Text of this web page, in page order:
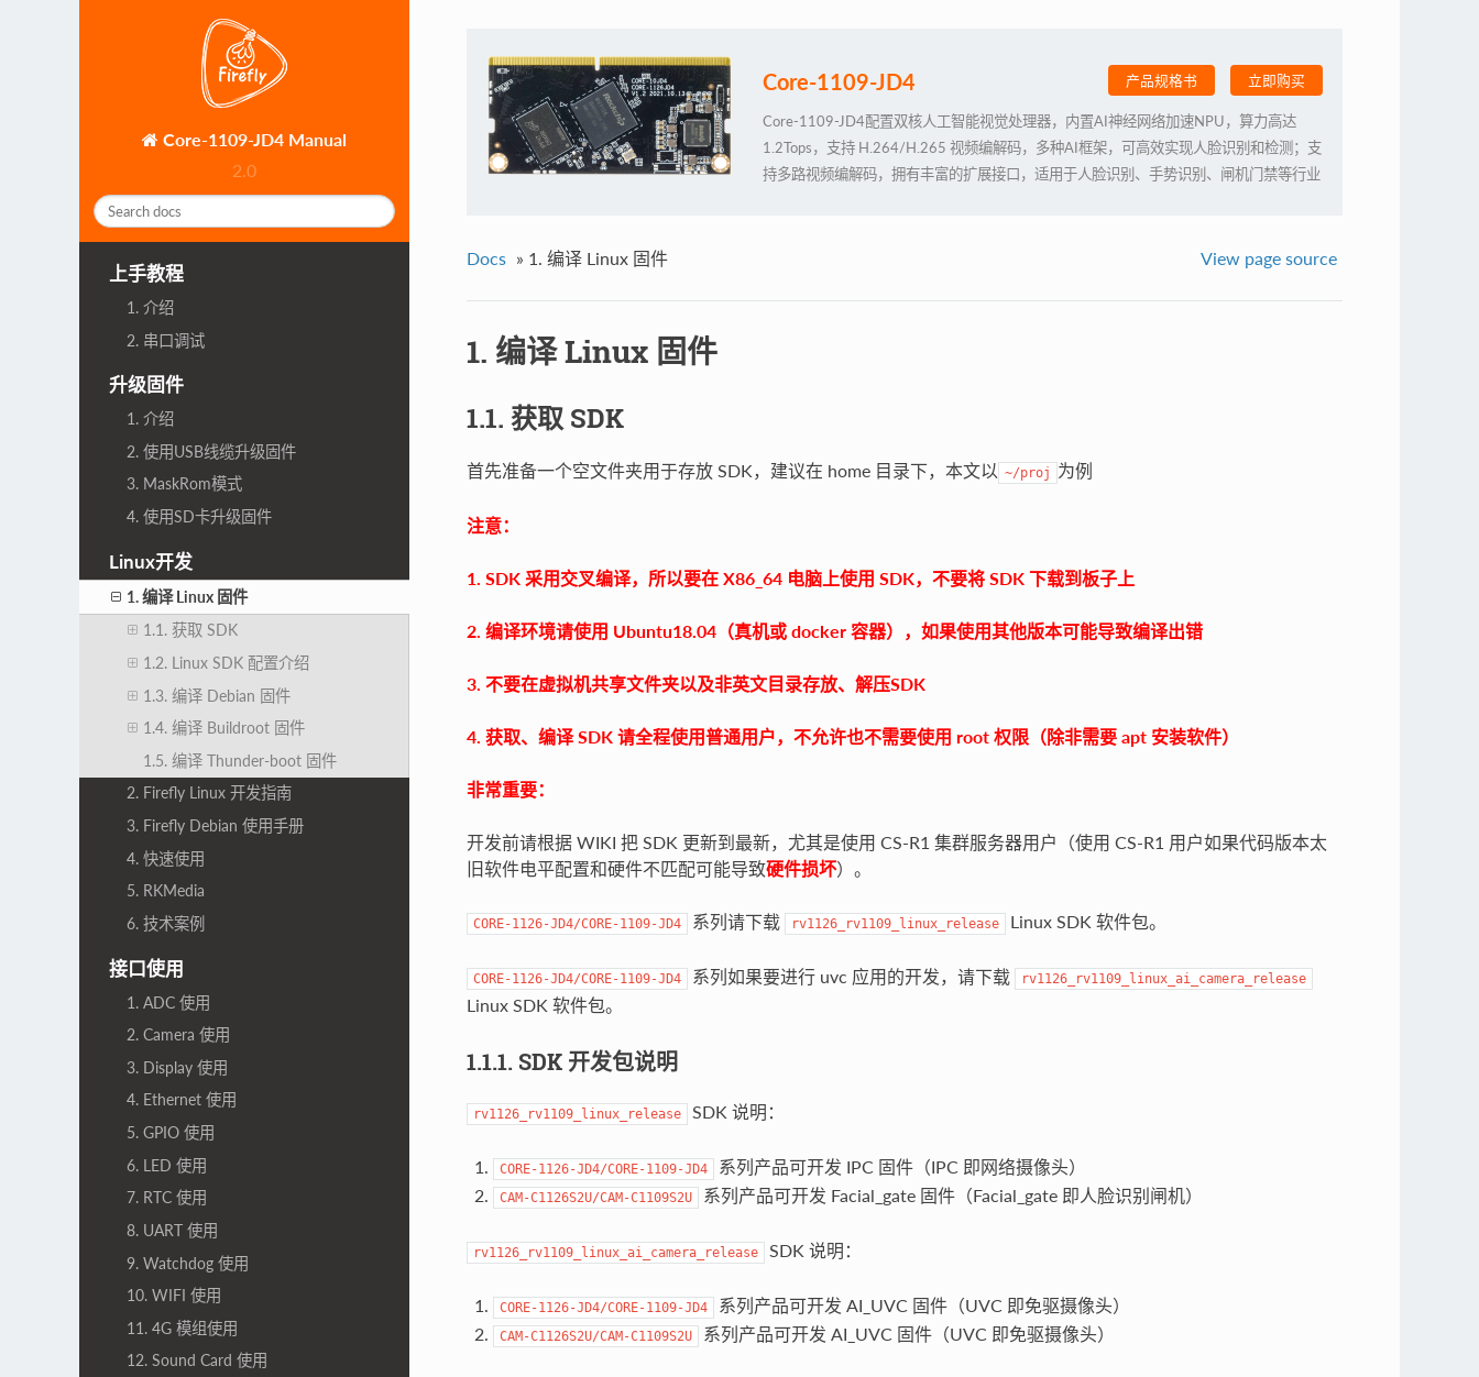
Core-1109-JD4 Manual
2.0
上手教程
1. 介绍
2. 串口调试
升级固件
1. 介绍
2. 使用USB线缆升级固件
3. MaskRom模式
4. 使用SD卡升级固件
Linux开发
1. 编译 Linux 固件
1.1. 获取 SDK
1.2. Linux SDK 配置介绍
1.3. 编译 Debian 固件
1.4. 编译 Buildroot 固件
1.5. 编译 Thunder-boot 固件
2. Firefly Linux 开发指南
3. Firefly Debian 使用手册
4. 快速使用
5. RKMedia
6. 技术案例
接口使用
1. ADC 使用
2. Camera 使用
3. Display 使用
4. Ethernet 使用
5. GPIO 使用
6. LED 使用
7. RTC 使用
8. UART 使用
9. Watchdog 使用
10. WIFI 使用
11. 4G 模组使用
12. Sound Card 使用
Core-1109-JD4 产品规格书 立即购买
Core-1109-JD4配置双核人工智能视觉处理器，内置AI神经网络加速NPU，算力高达
1.2Tops，支持 H.264/H.265 视频编解码，多种AI框架，可高效实现人脸识别和检测；支
持多路视频编解码，拥有丰富的扩展接口，适用于人脸识别、手势识别、闸机门禁等行业
Docs » 1. 编译 Linux 固件 View page source
1. 编译 Linux 固件
1.1. 获取 SDK
首先准备一个空文件夹用于存放 SDK，建议在 home 目录下，本文以 ~/proj 为例
注意：
1. SDK 采用交叉编译，所以要在 X86_64 电脑上使用 SDK，不要将 SDK 下载到板子上
2. 编译环境请使用 Ubuntu18.04（真机或 docker 容器），如果使用其他版本可能导致编译出错
3. 不要在虚拟机共享文件夹以及非英文目录存放、解压SDK
4. 获取、编译 SDK 请全程使用普通用户，不允许也不需要使用 root 权限（除非需要 apt 安装软件）
非常重要：
开发前请根据 WIKI 把 SDK 更新到最新，尤其是使用 CS-R1 集群服务器用户（使用 CS-R1 用户如果代码版本太
旧软件电平配置和硬件不匹配可能导致硬件损坏）。
CORE-1126-JD4/CORE-1109-JD4 系列请下载 rv1126_rv1109_linux_release Linux SDK 软件包。
CORE-1126-JD4/CORE-1109-JD4 系列如果要进行 uvc 应用的开发，请下载 rv1126_rv1109_linux_ai_camera_release
Linux SDK 软件包。
1.1.1. SDK 开发包说明
rv1126_rv1109_linux_release SDK 说明：
CORE-1126-JD4/CORE-1109-JD4 系列产品可开发 IPC 固件（IPC 即网络摄像头）
CAM-C1126S2U/CAM-C1109S2U 系列产品可开发 Facial_gate 固件（Facial_gate 即人脸识别闸机）
rv1126_rv1109_linux_ai_camera_release SDK 说明：
CORE-1126-JD4/CORE-1109-JD4 系列产品可开发 AI_UVC 固件（UVC 即免驱摄像头）
CAM-C1126S2U/CAM-C1109S2U 系列产品可开发 AI_UVC 固件（UVC 即免驱摄像头）